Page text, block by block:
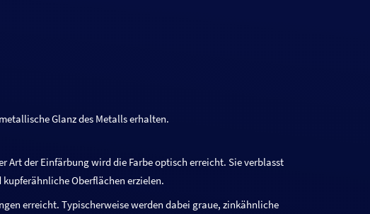
Glanz des Metalls erhalten.
der Einfärbung wird die Farbe optisch erreicht. Sie verblasst
Oberflächen erzielen.
erreicht. Typischerweise werden dabei graue, zinkähnliche